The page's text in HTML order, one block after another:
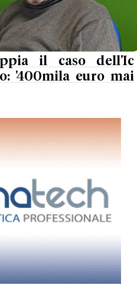
il caso dell'Ic
'400mila euro mai